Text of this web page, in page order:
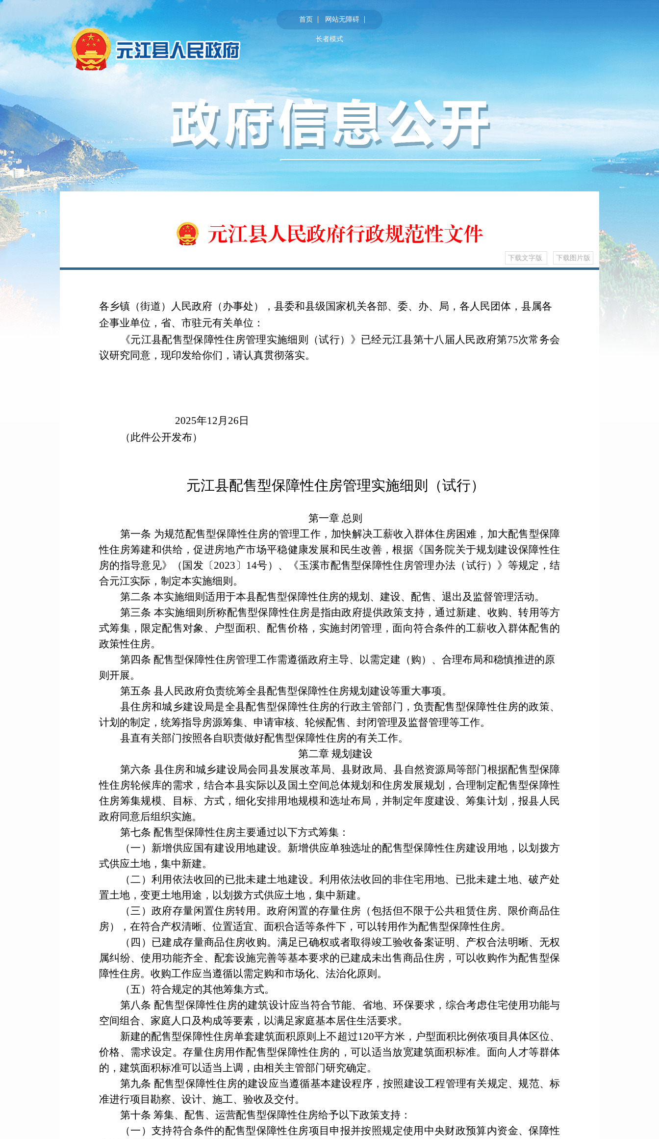
首页 网站无障碍
长者模式
下载文字版 下载图片版
各乡镇（街道）人民政府（办事处），县委和县级国家机关各部、委、办、局，各人民团体，县属各
企事业单位，省、市驻元有关单位：
《元江县配售型保障性住房管理实施细则（试行）》 已经元江县第十八届人民政府第75次常务会
议研究同意， 现印发给你们，请认真贯彻落实。
2025年12月 26 日
（此件公开发布）
元江县配售型保障性住房管理实施细则 （试行）
第一章 总则
第一条 为规范配售型保障性住房的管理工作， 加快解决工薪收入群体住房困难，加大配售型保障
性住房筹建和供给，促进房地产市场平稳健康发展和民生改善 ，根据《国务院关于规划建设保障性住
房的指导意见》（国发〔2023 〕 14号） 、《玉溪市配售型保障性住房管理办法（试行）》 等规定，结
合元江实际，制定本实施细则 。
第二条 本实施细则 适用于本县配售型保障性住房的规划、建设、配售、 退出及监督管理活动。
第三条 本实施细则 所称配售型保障性住房是指由政府提供政策支持，通过新建、收购、转用等方
式筹集，限定配售对象、 户型面积、 配售价格，实施封闭管理，面向符合条件的工薪收入群体配售的
政策性住房。
第四条 配售型保障性住房管理工作需遵循政府主导、以需定建（购）、合理布局和稳慎推进的原
则 开展。
第五条 县人民政府负责统筹全县配售型保障性住房规划建设等重大事项。
县住房和城乡建设局是全县配售型保障性住房的行政主管部门，负责配售型保障性住房的政策、
计划的制定，统筹指导房源筹集、申请审核、轮候配售、封闭管理及监督管理等工作。
县直有关部门按照各自职责做好配售型保障性住房的有关工作。
第二章 规划建设
第六条 县住房和城乡建设局会同县发展改革局、县财政局、县自然资源局等部门根据配售型保障
性住房轮候库的需求， 结合本县实际以及 国土空间总体规划和住房发展规划，合理制定配售型保障性
住房筹集规模、目标、方式，细化安排用地规模和选址布局，并制定年度建设、筹集计划，报县人民
政府同意后组织实施。
第七条 配售型保障性住房主要通过以下方式筹集：
（一）新增供应国有建设用地建设。 新增供应单独选址的配售型保障性住房建设用地，以划拨方
式供应土地，集中新建。
（二）利用依法收回的已批未建土地建设。 利用依法收回的非住宅用地、已批未建土地、破产处
置土地，变更土地用途，以划拨方式供应土地，集中新建。
（三）政府存量闲置住房转用。政府闲置的存量住房（包括但不限于公共租赁住房、限价商品住
房），在符合产权清晰、位置适宜、面积合适等条件下，可以转用作为配售型保障性住房。
（四）已建成存量商品住房收购。 满足已确权或者取得竣工验收备案证明、产权合法明晰、无权
属纠纷、使用功能齐全、配套设施完善等基本要求的已建成未出售商品住房，可以收购作为配售型保
障性住房。收购工作应当遵循以需定购和市场化、法治化原则。
（五）符合规定的其他筹集方式。
第八条 配售型保障性住房的建筑设计应当符合节能、省地、环保要求，综合考虑住宅使用功能与
空间组合、家庭人口及构成等要素，以满足家庭基本居住生活要求。
新建的配售型保障性住房单套建筑面积原则上不超过120平方米，户型面积比例依项目具体区位、
价格、需求设定。存量住房用作配售型保障性住房的，可以适当放宽建筑面积标准。面向人才等群体
的，建筑面积标准可以适当上调，由相关主管部门研究确定。
第九条 配售型保障性住房的建设应当遵循基本建设程序，按照建设工程管理有关规定、规范、标
准进行项目勘察、设计、施工、验收及交付。
第十条 筹集、配售、运营配售型保障性住房给予以下政策支持：
（一）支持符合条件的配售型保障性住房项目申报并按照规定使用中央财政预算内资金、保障性